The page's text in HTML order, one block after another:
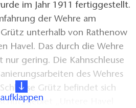
im Jahr 1911 fertiggestellt.
der Wehre am
unterhalb von Rathenow
Havel. Das durch die Wehre
nur gering. Die Kahnschleuse
des Wehres
Grütz befindet sich
„Untere Havel
aufklappen